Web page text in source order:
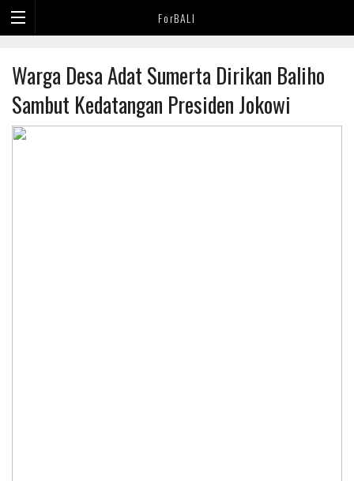
ForBALI
Warga Desa Adat Sumerta Dirikan Baliho
Sambut Kedatangan Presiden Jokowi